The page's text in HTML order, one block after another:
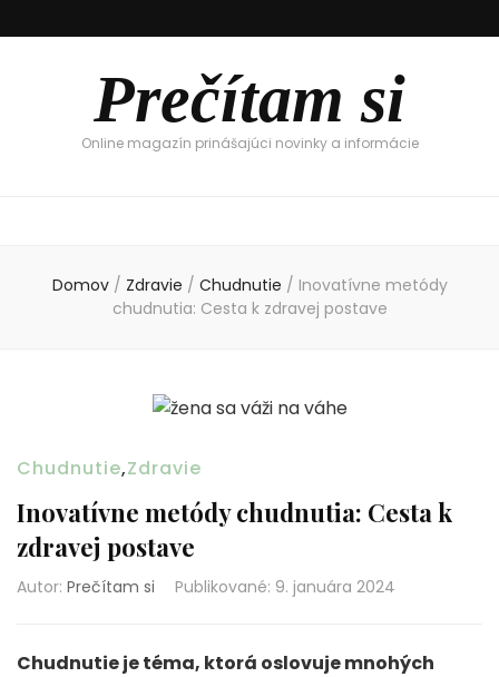
Prečítam si
Online magazín prinášajúci novinky a informácie
Domov / Zdravie / Chudnutie / Inovatívne metódy
chudnutia: Cesta k zdravej postave
Chudnutie,Zdravie
Inovatívne metódy chudnutia: Cesta k
zdravej postave
Autor: Prečítam si Publikované: 9. januára 2024
Chudnutie je téma, ktorá oslovuje mnohých